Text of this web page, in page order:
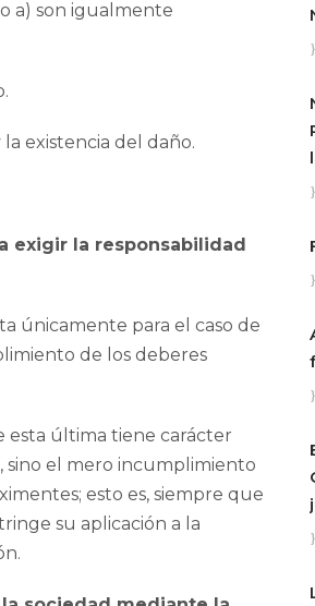
a) son igualmente
existencia del daño.
exigir la responsabilidad
únicamente para el caso de
de los deberes
esta última tiene carácter
sino el mero incumplimiento
esto es, siempre que
su aplicación a la